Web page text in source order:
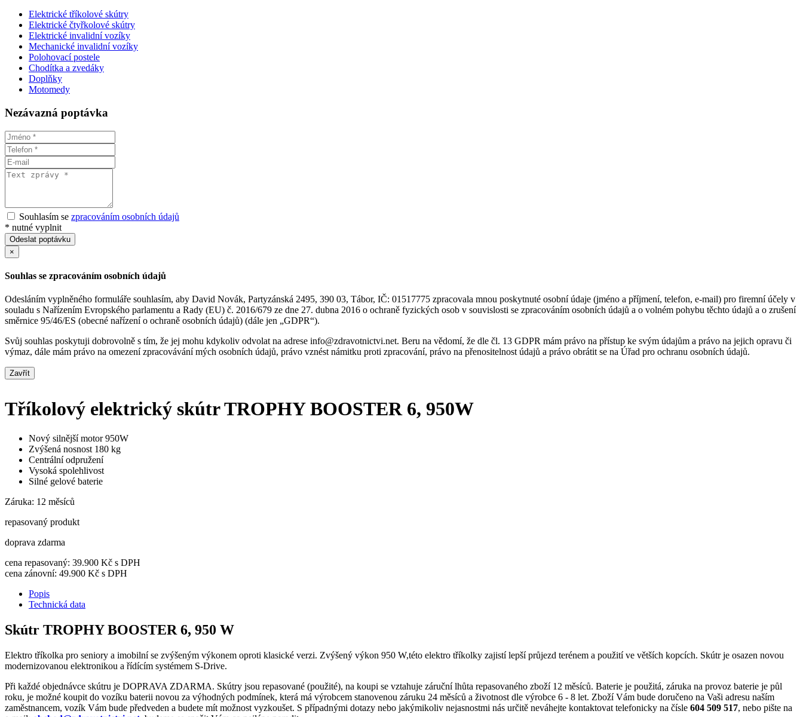
Elektrické tříkolové skútry
Elektrické čtyřkolové skútry
Elektrické invalidní vozíky
Mechanické invalidní vozíky
Polohovací postele
Chodítka a zvedáky
Doplňky
Motomedy
Nezávazná poptávka
Souhlasím se zpracováním osobních údajů
* nutné vyplnit
Odeslat poptávku
×
Souhlas se zpracováním osobních údajů
Odesláním vyplněného formuláře souhlasím, aby David Novák, Partyzánská 2495, 390 03, Tábor, IČ: 01517775 zpracovala mnou poskytnuté osobní údaje (jméno a příjmení, telefon, e-mail) pro firemní účely v
souladu s Nařízením Evropského parlamentu a Rady (EU) č. 2016/679 ze dne 27. dubna 2016 o ochraně fyzických osob v souvislosti se zpracováním osobních údajů a o volném pohybu těchto údajů a o zrušení
směrnice 95/46/ES (obecné nařízení o ochraně osobních údajů) (dále jen „GDPR“).
Svůj souhlas poskytuji dobrovolně s tím, že jej mohu kdykoliv odvolat na adrese info@zdravotnictvi.net. Beru na vědomí, že dle čl. 13 GDPR mám právo na přístup ke svým údajům a právo na jejich opravu či
výmaz, dále mám právo na omezení zpracovávání mých osobních údajů, právo vznést námitku proti zpracování, právo na přenositelnost údajů a právo obrátit se na Úřad pro ochranu osobních údajů.
Zavřít
Tříkolový elektrický skútr TROPHY BOOSTER 6, 950W
Nový silnější motor 950W
Zvýšená nosnost 180 kg
Centrální odpružení
Vysoká spolehlivost
Silné gelové baterie
Záruka: 12 měsíců
repasovaný produkt
doprava zdarma
cena repasovaný: 39.900 Kč s DPH
cena zánovní: 49.900 Kč s DPH
Popis
Technická data
Skútr TROPHY BOOSTER 6, 950 W
Elektro tříkolka pro seniory a imobilní se zvýšeným výkonem oproti klasické verzi. Zvýšený výkon 950 W,této elektro tříkolky zajistí lepší průjezd terénem a použití ve větších kopcích. Skútr je osazen novou
modernizovanou elektronikou a řídícím systémem S-Drive.
Při každé objednávce skútru je DOPRAVA ZDARMA. Skútry jsou repasované (použité), na koupi se vztahuje záruční lhůta repasovaného zboží 12 měsíců. Baterie je použitá, záruka na provoz baterie je půl
roku, je možné koupit do vozíku baterii novou za výhodných podmínek, která má výrobcem stanovenou záruku 24 měsíců a životnost dle výrobce 6 - 8 let. Zboží Vám bude doručeno na Vaši adresu naším
zaměstnancem, vozík Vám bude předveden a budete mít možnost vyzkoušet. S případnými dotazy nebo jakýmikoliv nejasnostmi nás určitě neváhejte kontaktovat telefonicky na čísle 604 509 517, nebo pište na